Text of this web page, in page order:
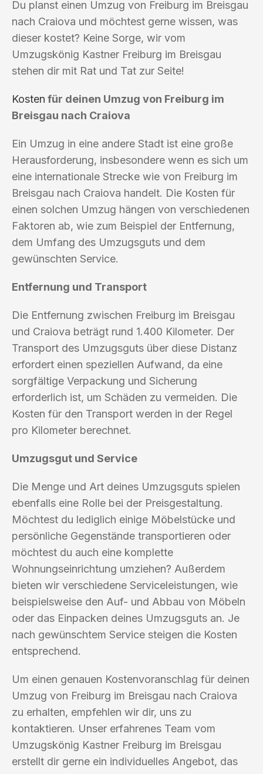
Du planst einen Umzug von Freiburg im Breisgau
nach Craiova und möchtest gerne wissen, was
dieser kostet? Keine Sorge, wir vom
Umzugskönig Kastner Freiburg im Breisgau
stehen dir mit Rat und Tat zur Seite!
Kosten für deinen Umzug von Freiburg im
Breisgau nach Craiova
Ein Umzug in eine andere Stadt ist eine große
Herausforderung, insbesondere wenn es sich um
eine internationale Strecke wie von Freiburg im
Breisgau nach Craiova handelt. Die Kosten für
einen solchen Umzug hängen von verschiedenen
Faktoren ab, wie zum Beispiel der Entfernung,
dem Umfang des Umzugsguts und dem
gewünschten Service.
Entfernung und Transport
Die Entfernung zwischen Freiburg im Breisgau
und Craiova beträgt rund 1.400 Kilometer. Der
Transport des Umzugsguts über diese Distanz
erfordert einen speziellen Aufwand, da eine
sorgfältige Verpackung und Sicherung
erforderlich ist, um Schäden zu vermeiden. Die
Kosten für den Transport werden in der Regel
pro Kilometer berechnet.
Umzugsgut und Service
Die Menge und Art deines Umzugsguts spielen
ebenfalls eine Rolle bei der Preisgestaltung.
Möchtest du lediglich einige Möbelstücke und
persönliche Gegenstände transportieren oder
möchtest du auch eine komplette
Wohnungseinrichtung umziehen? Außerdem
bieten wir verschiedene Serviceleistungen, wie
beispielsweise den Auf- und Abbau von Möbeln
oder das Einpacken deines Umzugsguts an. Je
nach gewünschtem Service steigen die Kosten
entsprechend.
Um einen genauen Kostenvoranschlag für deinen
Umzug von Freiburg im Breisgau nach Craiova
zu erhalten, empfehlen wir dir, uns zu
kontaktieren. Unser erfahrenes Team vom
Umzugskönig Kastner Freiburg im Breisgau
erstellt dir gerne ein individuelles Angebot, das